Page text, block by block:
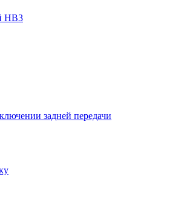
HB3
задней передачи